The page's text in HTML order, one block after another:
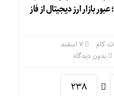
عبور بازار ارز دیجیتال از فاز
کام
بدون دیدگاه
238